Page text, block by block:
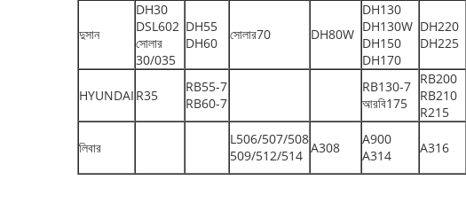
দুসান
DH30
DSL602
সোলার
30/035
DH55
DH60
সোলার70 DH80W
DH130
DH130W
DH150
DH170
DH220
DH225
HYUNDAI R35
RB55-7
RB60-7
RB130-7
আরবি175
RB200
RB210
R215
লিবার
L506/507/508
509/512/514 A308
A900
A314
A316